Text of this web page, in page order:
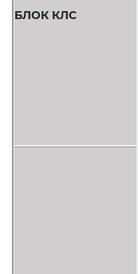
БЛОК КЛС